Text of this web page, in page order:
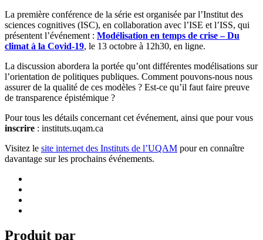
La première conférence de la série est organisée par l’Institut des
sciences cognitives (ISC), en collaboration avec l’ISE et l’ISS, qui
présentent l’événement : Modélisation en temps de crise – Du
climat à la Covid-19, le 13 octobre à 12h30, en ligne.
La discussion abordera la portée qu’ont différentes modélisations sur
l’orientation de politiques publiques. Comment pouvons-nous nous
assurer de la qualité de ces modèles ? Est-ce qu’il faut faire preuve
de transparence épistémique ?
Pour tous les détails concernant cet événement, ainsi que pour vous
inscrire : instituts.uqam.ca
Visitez le site internet des Instituts de l’UQAM pour en connaître
davantage sur les prochains événements.
Produit par